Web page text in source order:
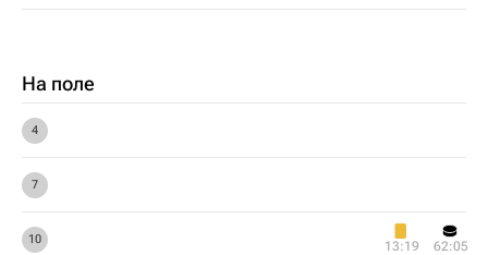
На поле
4
7
10 13:19 62:05